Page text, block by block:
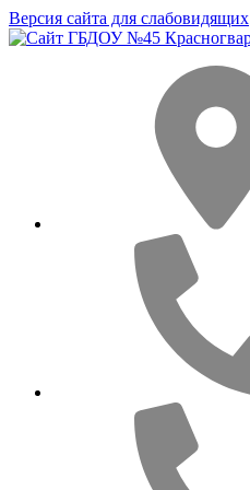
Версия сайта для слабовидящих